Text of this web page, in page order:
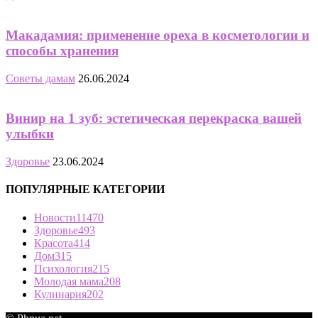
Макадамия: применение ореха в косметологии и
способы хранения
Советы дамам 26.06.2024
Винир на 1 зуб: эстетическая перекраска вашей
улыбки
Здоровье 23.06.2024
ПОПУЛЯРНЫЕ КАТЕГОРИИ
Новости11470
Здоровье493
Красота414
Дом315
Психология215
Молодая мама208
Кулинария202